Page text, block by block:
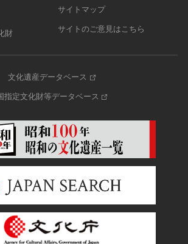
財
サイトマップ
サイトのご意見はこちら
文化遺産データベース
指定文化財等データベース